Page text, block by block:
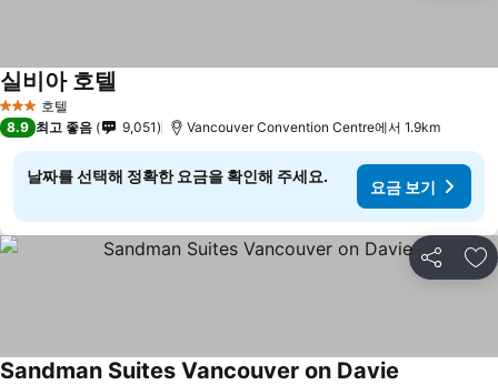
3 성급 호텔
실비아 호텔
8.9 최고 좋음 9,051 Vancouver Convention Centre에서 1.9km
날짜를 선택해 정확한 요금을 확인해 주세요.
요금 보기
공유 즐
Sandman Suites Vancouver on Davie